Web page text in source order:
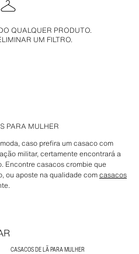
QUALQUER PRODUTO.
UM FILTRO.
PARA MULHER
caso prefira um casaco com
militar, certamente encontrará a
Encontre casacos crombie que
ou aposte na qualidade comcasacos
CASACOS DE LÃ PARA MULHER